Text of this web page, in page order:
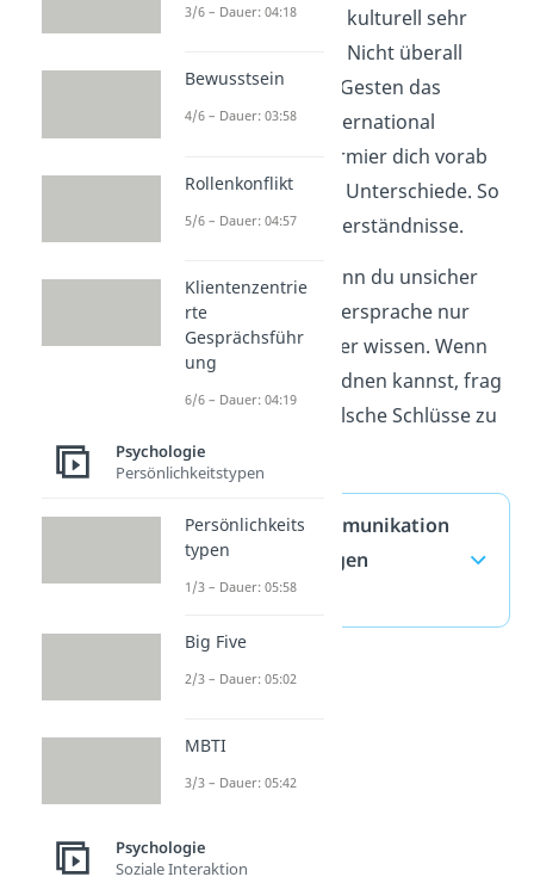
Körpersprache kann kulturell sehr
unterschiedlich sein. Nicht überall
bedeuten dieselben Gesten das
Gleiche. Wenn du international
unterwegs bist, informier dich vorab
über die wichtigsten Unterschiede. So
vermeidest du Missverständnisse.
Tipp:Frage nach, wenn du unsicher
bist. Du kannst Körpersprache nur
vermuten, nicht sicher wissen. Wenn
du etwas nicht einordnen kannst, frag
höflich nach, statt falsche Schlüsse zu
ziehen.
Nonverbale Kommunikation
— häufigste Fragen
(ausklappen)
3/6 – Dauer: 04:18
Bewusstsein
4/6 – Dauer: 03:58
Rollenkonflikt
5/6 – Dauer: 04:57
Klientenzentrie
rte
Gesprächsführ
ung
6/6 – Dauer: 04:19
Psychologie
Persönlichkeitstypen
Persönlichkeits
typen
1/3 – Dauer: 05:58
Big Five
2/3 – Dauer: 05:02
MBTI
3/3 – Dauer: 05:42
Psychologie
Soziale Interaktion